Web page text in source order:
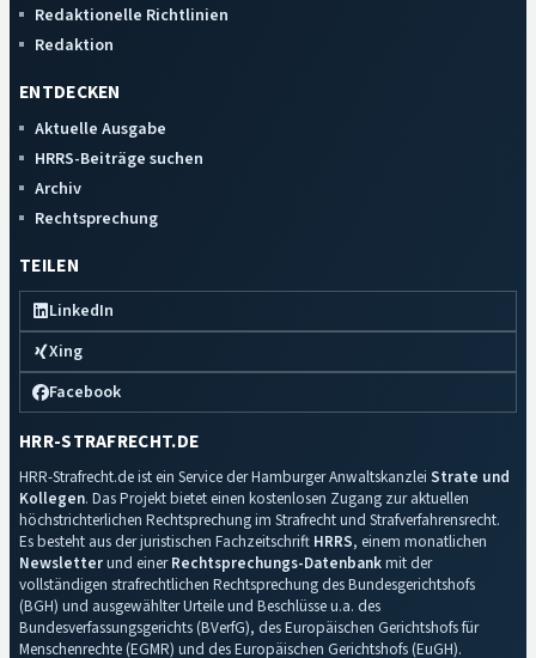
Redaktionelle Richtlinien
Redaktion
ENTDECKEN
Aktuelle Ausgabe
HRRS-Beiträge suchen
Archiv
Rechtsprechung
TEILEN
LinkedIn
Xing
Facebook
HRR-STRAFRECHT.DE
HRR-Strafrecht.de ist ein Service der Hamburger Anwaltskanzlei Strate und
Kollegen. Das Projekt bietet einen kostenlosen Zugang zur aktuellen
höchstrichterlichen Rechtsprechung im Strafrecht und Strafverfahrensrecht.
Es besteht aus der juristischen Fachzeitschrift HRRS, einem monatlichen
Newsletterund einerRechtsprechungs-Datenbankmit der
vollständigen strafrechtlichen Rechtsprechung des Bundesgerichtshofs
(BGH) und ausgewählter Urteile und Beschlüsse u.a. des
Bundesverfassungsgerichts (BVerfG), des Europäischen Gerichtshofs für
Menschenrechte (EGMR) und des Europäischen Gerichtshofs (EuGH).